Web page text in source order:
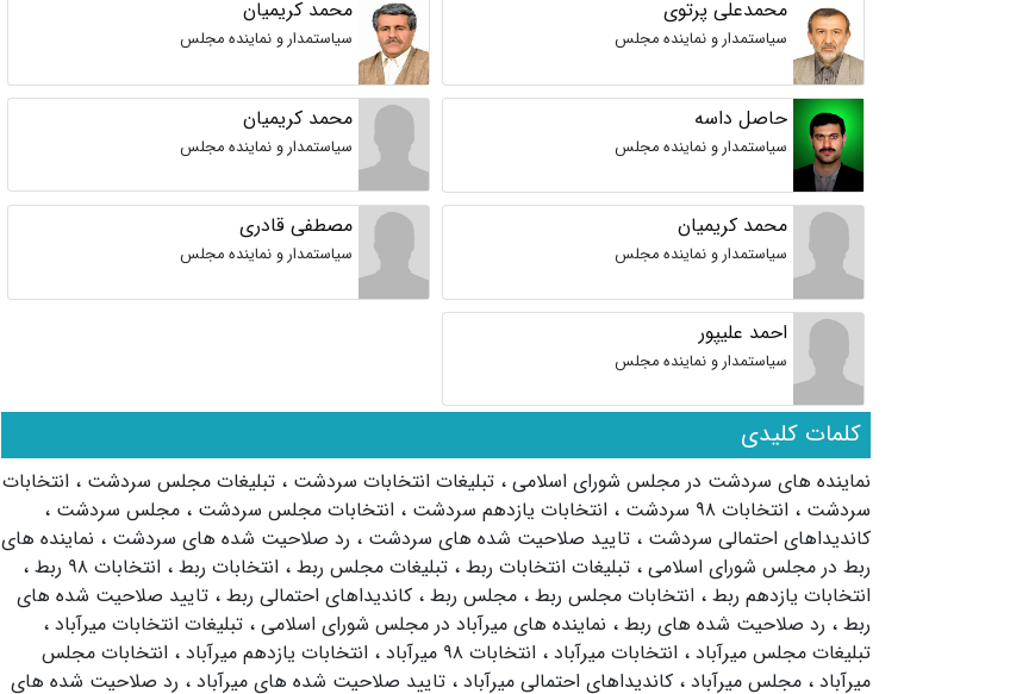
محمدعلی پرتوی
سیاستمدار و نماینده مجلس
محمد کریمیان
سیاستمدار و نماینده مجلس
حاصل داسه
سیاستمدار و نماینده مجلس
محمد کریمیان
سیاستمدار و نماینده مجلس
محمد کریمیان
سیاستمدار و نماینده مجلس
مصطفی قادری
سیاستمدار و نماینده مجلس
احمد علیپور
سیاستمدار و نماینده مجلس
کلمات کلیدی
نماینده های سردشت در مجلس شورای اسلامی ، تبلیغات انتخابات سردشت ، تبلیغات مجلس سردشت ، انتخابات
سردشت ، انتخابات ۹۸ سردشت ، انتخابات یازدهم سردشت ، انتخابات مجلس سردشت ، مجلس سردشت ،
کاندیداهای احتمالی سردشت ، تایید صلاحیت شده های سردشت ، رد صلاحیت شده های سردشت ، نماینده های
ربط در مجلس شورای اسلامی ، تبلیغات انتخابات ربط ، تبلیغات مجلس ربط ، انتخابات ربط ، انتخابات ۹۸ ربط
،
انتخابات یازدهم ربط ، انتخابات مجلس ربط ، مجلس ربط ، کاندیداهای احتمالی ربط ، تایید صلاحیت شده های
ربط ، رد صلاحیت شده های ربط ، نماینده های میرآباد در مجلس شورای اسلامی ، تبلیغات انتخابات میرآباد ،
تبلیغات مجلس میرآباد ، انتخابات میرآباد ، انتخابات ۹۸ میرآباد ، انتخابات یازدهم میرآباد ، انتخابات مجلس
میرآباد ، مجلس میرآباد ، کاندیداهای احتمالی میرآباد ، تایید صلاحیت شده های میرآباد ، رد صلاحیت شده های